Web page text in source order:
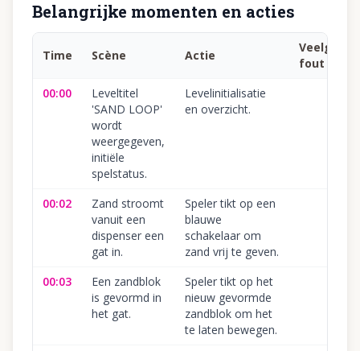
Belangrijke momenten en acties
Time Scène Actie
fout
00:00
Leveltitel
'SAND LOOP'
wordt
weergegeven,
initiële
spelstatus.
Levelinitialisatie
en overzicht.
00:02
Zand stroomt
vanuit een
dispenser een
gat in.
Speler tikt op een
blauwe
schakelaar om
zand vrij te geven.
00:03
Een zandblok
is gevormd in
het gat.
Speler tikt op het
nieuw gevormde
zandblok om het
te laten bewegen.